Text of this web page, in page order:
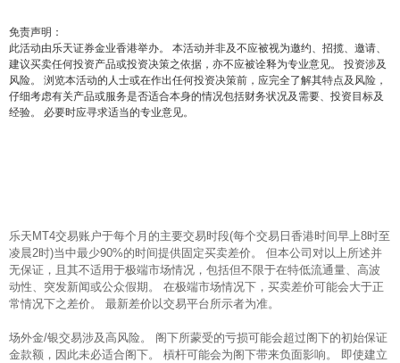
免责声明：
此活动由乐天证券金业香港举办。 本活动并非及不应被视为邀约、招揽、邀请、
建议买卖任何投资产品或投资决策之依据，亦不应被诠释为专业意见。 投资涉及
风险。 浏览本活动的人士或在作出任何投资决策前，应完全了解其特点及风险，
仔细考虑有关产品或服务是否适合本身的情况包括财务状况及需要、投资目标及
经验。 必要时应寻求适当的专业意见。
乐天MT4交易账户于每个月的主要交易时段(每个交易日香港时间早上8时至
凌晨2时)当中最少90%的时间提供固定买卖差价。 但本公司对以上所述并
无保证，且其不适用于极端市场情况，包括但不限于在特低流通量、高波
动性、突发新闻或公众假期。 在极端市场情况下，买卖差价可能会大于正
常情况下之差价。 最新差价以交易平台所示者为准。
场外金/银交易涉及高风险。 阁下所蒙受的亏损可能会超过阁下的初始保证
金款额，因此未必适合阁下。 槓杆可能会为阁下带来负面影响。 即使建立